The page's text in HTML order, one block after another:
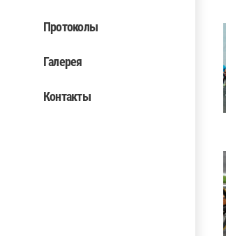
Протоколы
Галерея
Контакты